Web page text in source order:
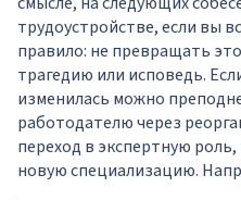
трудоустройстве, если вы
правило: не превращать
трагедию или исповедь.
изменилась можно
работодателю через
переход в экспертную
новую специализацию.